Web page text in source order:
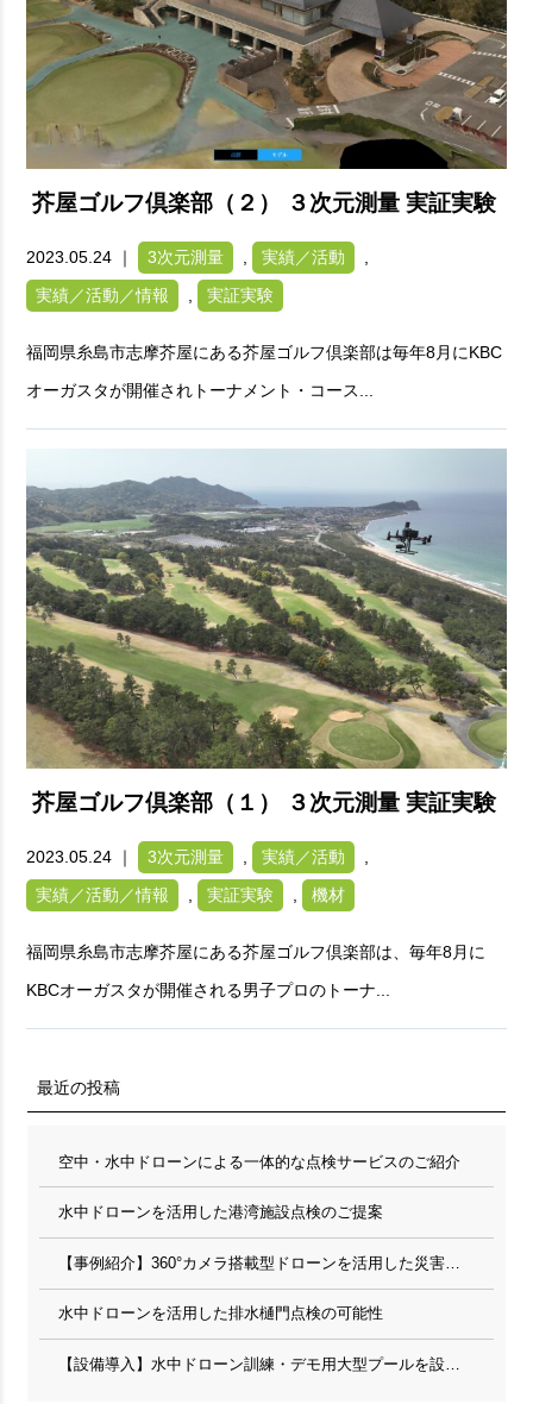
芥屋ゴルフ倶楽部（２） ３次元測量 実証実験
2023.05.24 ｜ 3次元測量 実績／活動
実績／活動／情報
実証実験
福岡県糸島市志摩芥屋にある芥屋ゴルフ倶楽部は毎年8月にKBC
オーガスタが開催されトーナメント・コース...
芥屋ゴルフ倶楽部（１） ３次元測量 実証実験
2023.05.24 ｜ 3次元測量 実績／活動
実績／活動／情報
実証実験 機材
福岡県糸島市志摩芥屋にある芥屋ゴルフ倶楽部は、毎年8月に
KBCオーガスタが開催される男子プロのトーナ...
最近の投稿
空中・水中ドローンによる一体的な点検サービスのご紹介
水中ドローンを活用した港湾施設点検のご提案
水中ドローンを活用した排水樋門点検の可能性